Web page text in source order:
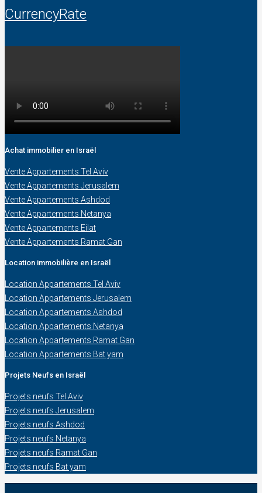
CurrencyRate
Achat immobilier en Israël
Vente Appartements Tel Aviv
Vente Appartements Jerusalem
Vente Appartements Ashdod
Vente Appartements Netanya
Vente Appartements Eilat
Vente Appartements Ramat Gan
Location immobilière en Israël
Location Appartements Tel Aviv
Location Appartements Jerusalem
Location Appartements Ashdod
Location Appartements Netanya
Location Appartements Ramat Gan
Location Appartements Bat yam
Projets Neufs en Israël
Projets neufs Tel Aviv
Projets neufs Jerusalem
Projets neufs Ashdod
Projets neufs Netanya
Projets neufs Ramat Gan
Projets neufs Bat yam